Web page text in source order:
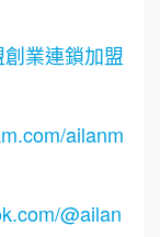
業連鎖加盟
ailanm
@ailan